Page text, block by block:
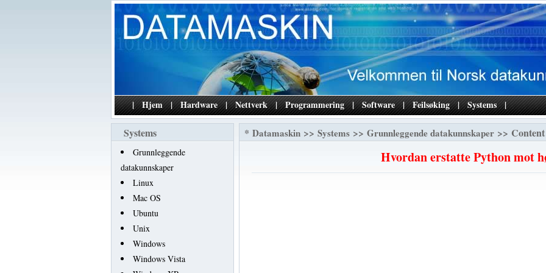
| Hjem | Hardware | Nettverk | Programmering | Software | Feilsøking | Systems |
Systems
Grunnleggende
datakunnskaper
Linux
Mac OS
Ubuntu
Unix
Windows
Windows Vista
* Datamaskin >> Systems >> Grunnleggende datakunnskaper >> Content
Hvordan erstatte Python mot